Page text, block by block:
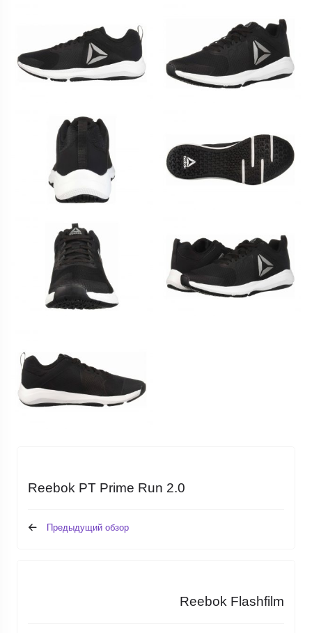
Reebok PT Prime Run 2.0
Предыдущий обзор
Reebok Flashfilm